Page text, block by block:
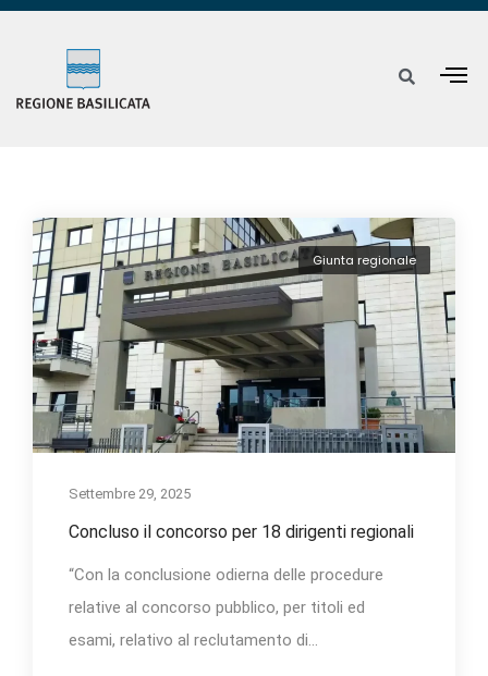
Giunta regionale
Settembre 29, 2025
Concluso il concorso per 18 dirigenti regionali
“Con la conclusione odierna delle procedure
relative al concorso pubblico, per titoli ed
esami, relativo al reclutamento di...